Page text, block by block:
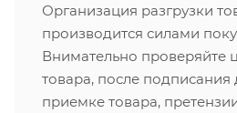
Организация разгрузки
производится силами
Внимательно проверяйте
товара, после подписания
приемке товара,